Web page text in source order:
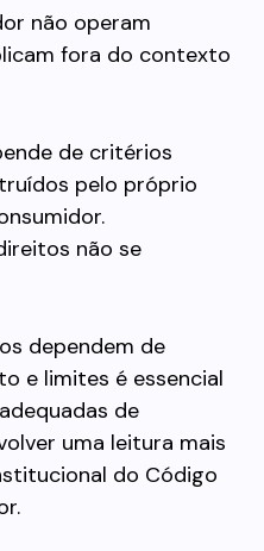
não operam
fora do contexto
de critérios
pelo próprio
não se
dependem de
e limites é essencial
de
uma leitura mais
do Código